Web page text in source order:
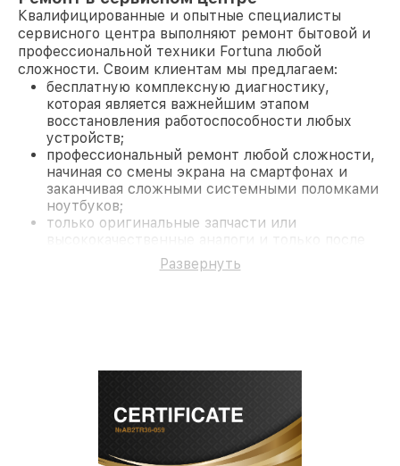
Квалифицированные и опытные специалисты
сервисного центра выполняют ремонт бытовой и
профессиональной техники Fortuna любой
сложности. Своим клиентам мы предлагаем:
бесплатную комплексную диагностику,
которая является важнейшим этапом
восстановления работоспособности любых
устройств;
профессиональный ремонт любой сложности,
начиная со смены экрана на смартфонах и
заканчивая сложными системными поломками
ноутбуков;
только оригинальные запчасти или
согласования с клиентом.
На все работы и замененные комплектующие
безупречной репутацией;
современное оборудование и
лицензированное ПО в ремонтно-
Развернуть